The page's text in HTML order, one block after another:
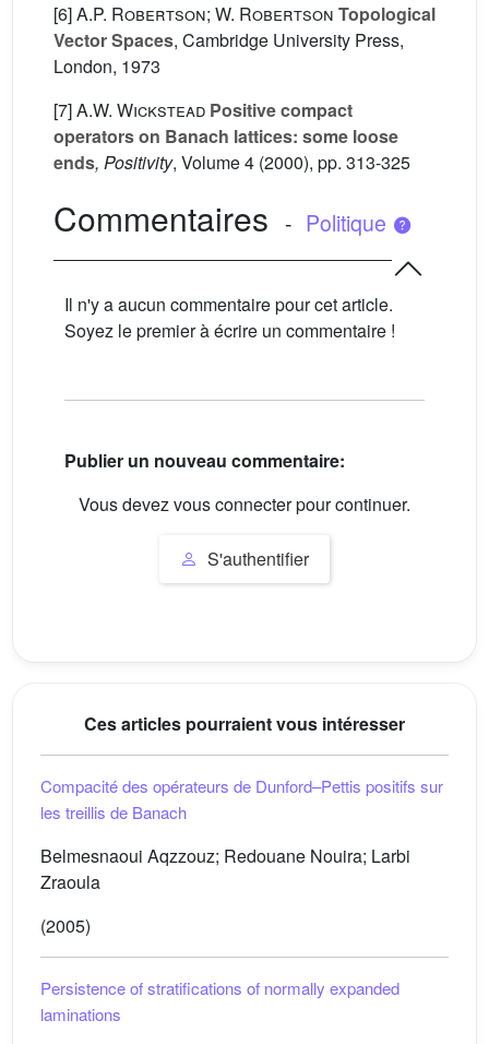
[6]A.P. Robertson; W. Robertson Topological
Vector Spaces, Cambridge University Press,
London, 1973
[7]A.W. Wickstead Positive compact
operators on Banach lattices: some loose
ends, Positivity, Volume 4 (2000), pp. 313-325
Commentaires - Politique
Il n'y a aucun commentaire pour cet article.
Soyez le premier à écrire un commentaire !
Publier un nouveau commentaire:
Vous devez vous connecter pour continuer.
S'authentifier
Ces articles pourraient vous intéresser
Compacité des opérateurs de Dunford–Pettis positifs sur
les treillis de Banach
Belmesnaoui Aqzzouz; Redouane Nouira; Larbi
Zraoula
(2005)
Persistence of stratifications of normally expanded
laminations